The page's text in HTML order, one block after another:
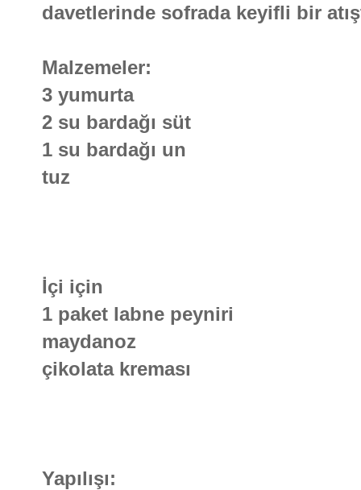
davetlerinde sofrada keyifli bir
Malzemeler:
3 yumurta
2 su bardağı süt
1 su bardağı un
tuz
İçi için
1 paket labne peyniri
maydanoz
çikolata kreması
Yapılışı: